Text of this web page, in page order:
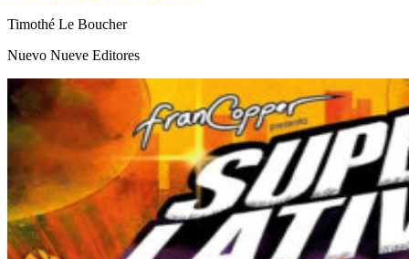
Timothé Le Boucher
Nuevo Nueve Editores